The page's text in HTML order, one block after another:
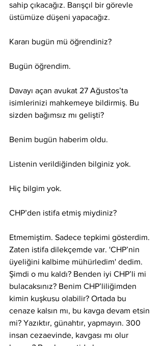
sahip çıkacağız. Barışçıl bir görevle
üstümüze düşeni yapacağız.
Kararı bugün mü öğrendiniz?
Bugün öğrendim.
Davayı açan avukat 27 Ağustos’ta
isimlerinizi mahkemeye bildirmiş. Bu
sizden bağımsız mı gelişti?
Benim bugün haberim oldu.
Listenin verildiğinden bilginiz yok.
Hiç bilgim yok.
CHP’den istifa etmiş miydiniz?
Etmemiştim. Sadece tepkimi gösterdim.
Zaten istifa dilekçemde var. 'CHP’nin
üyeliğini kalbime mühürledim' dedim.
Şimdi o mu kaldı? Benden iyi CHP’li mi
bulacaksınız? Benim CHP’liliğimden
kimin kuşkusu olabilir? Ortada bu
cenaze kalsın mı, bu kavga devam etsin
mi? Yazıktır, günahtır, yapmayın. 300
insan cezaevinde, kavgası mı olur